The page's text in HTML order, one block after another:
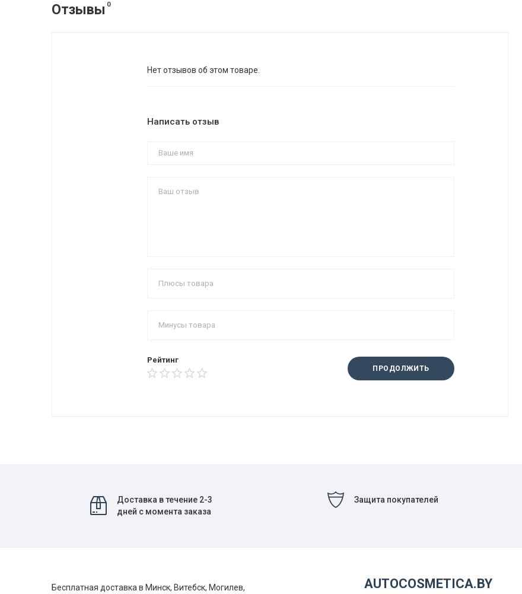
Отзывы 0
Нет отзывов об этом товаре.
Написать отзыв
Рейтинг
ПРОДОЛЖИТЬ
Доставка в течение 2-3
дней с момента заказа
Защита покупателей
AUTOCOSMETICA.BY
Бесплатная доставка в Минск, Витебск, Могилев,